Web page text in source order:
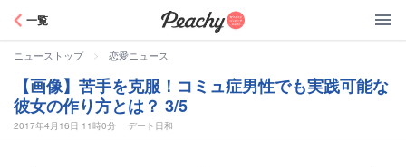
一覧
ニューストップ > 恋愛ニュース
【画像】苦手を克服！コミュ症男性でも実践可能な
彼女の作り方とは？ 3/5
2017年4月16日 11時0分 デート日和